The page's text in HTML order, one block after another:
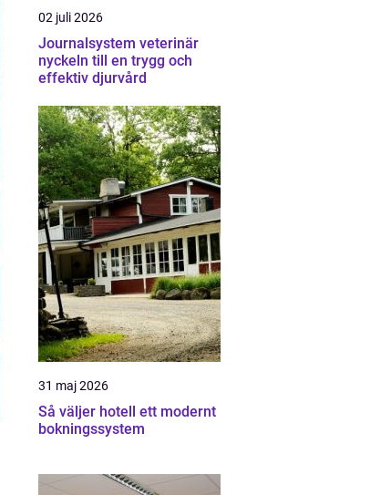
02 juli 2026
Journalsystem veterinär
nyckeln till en trygg och
effektiv djurvård
31 maj 2026
Så väljer hotell ett modernt
bokningssystem